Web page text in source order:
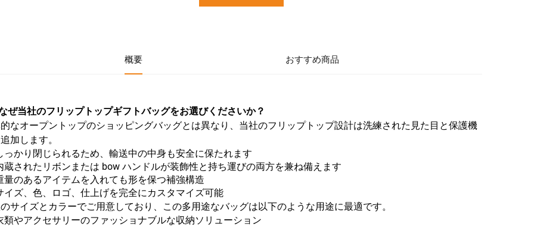
概要 おすすめ商品
ぜ当社のフリップトップギフトバッグをお選びくださいか？
なオープントップのショッピングバッグとは異なり、当社のフリップトップ設計は洗練された見た目と保護機
加します。
っかり閉じられるため、輸送中の中身も安全に保たれます
蔵されたリボンまたは bow ハンドルが装飾性と持ち運びの両方を兼ね備えます
量のあるアイテムを入れても形を保つ補強構造
イズ、色、ロゴ、仕上げを完全にカスタマイズ可能
サイズとカラーでご用意しており、この多用途なバッグは以下のような用途に最適です。
類やアクセサリーのファッショナブルな収納ソリューション